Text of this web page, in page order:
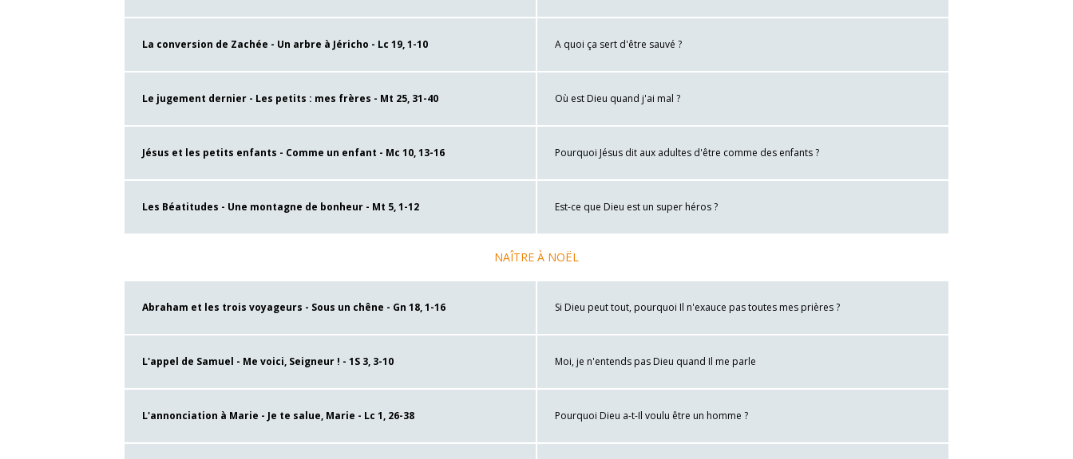
La conversion de Zachée - Un arbre à Jéricho - Lc 19, 1-10 A quoi ça sert d'être sauvé ?
Le jugement dernier - Les petits : mes frères - Mt 25, 31-40 Où est Dieu quand j'ai mal ?
Jésus et les petits enfants - Comme un enfant - Mc 10, 13-16 Pourquoi Jésus dit aux adultes d'être comme des enfants ?
Les Béatitudes - Une montagne de bonheur - Mt 5, 1-12 Est-ce que Dieu est un super héros ?
NAÎTRE À NOËL
Abraham et les trois voyageurs - Sous un chêne - Gn 18, 1-16 Si Dieu peut tout, pourquoi Il n'exauce pas toutes mes prières ?
L'appel de Samuel - Me voici, Seigneur ! - 1S 3, 3-10 Moi, je n'entends pas Dieu quand Il me parle
L'annonciation à Marie - Je te salue, Marie - Lc 1, 26-38 Pourquoi Dieu a-t-Il voulu être un homme ?